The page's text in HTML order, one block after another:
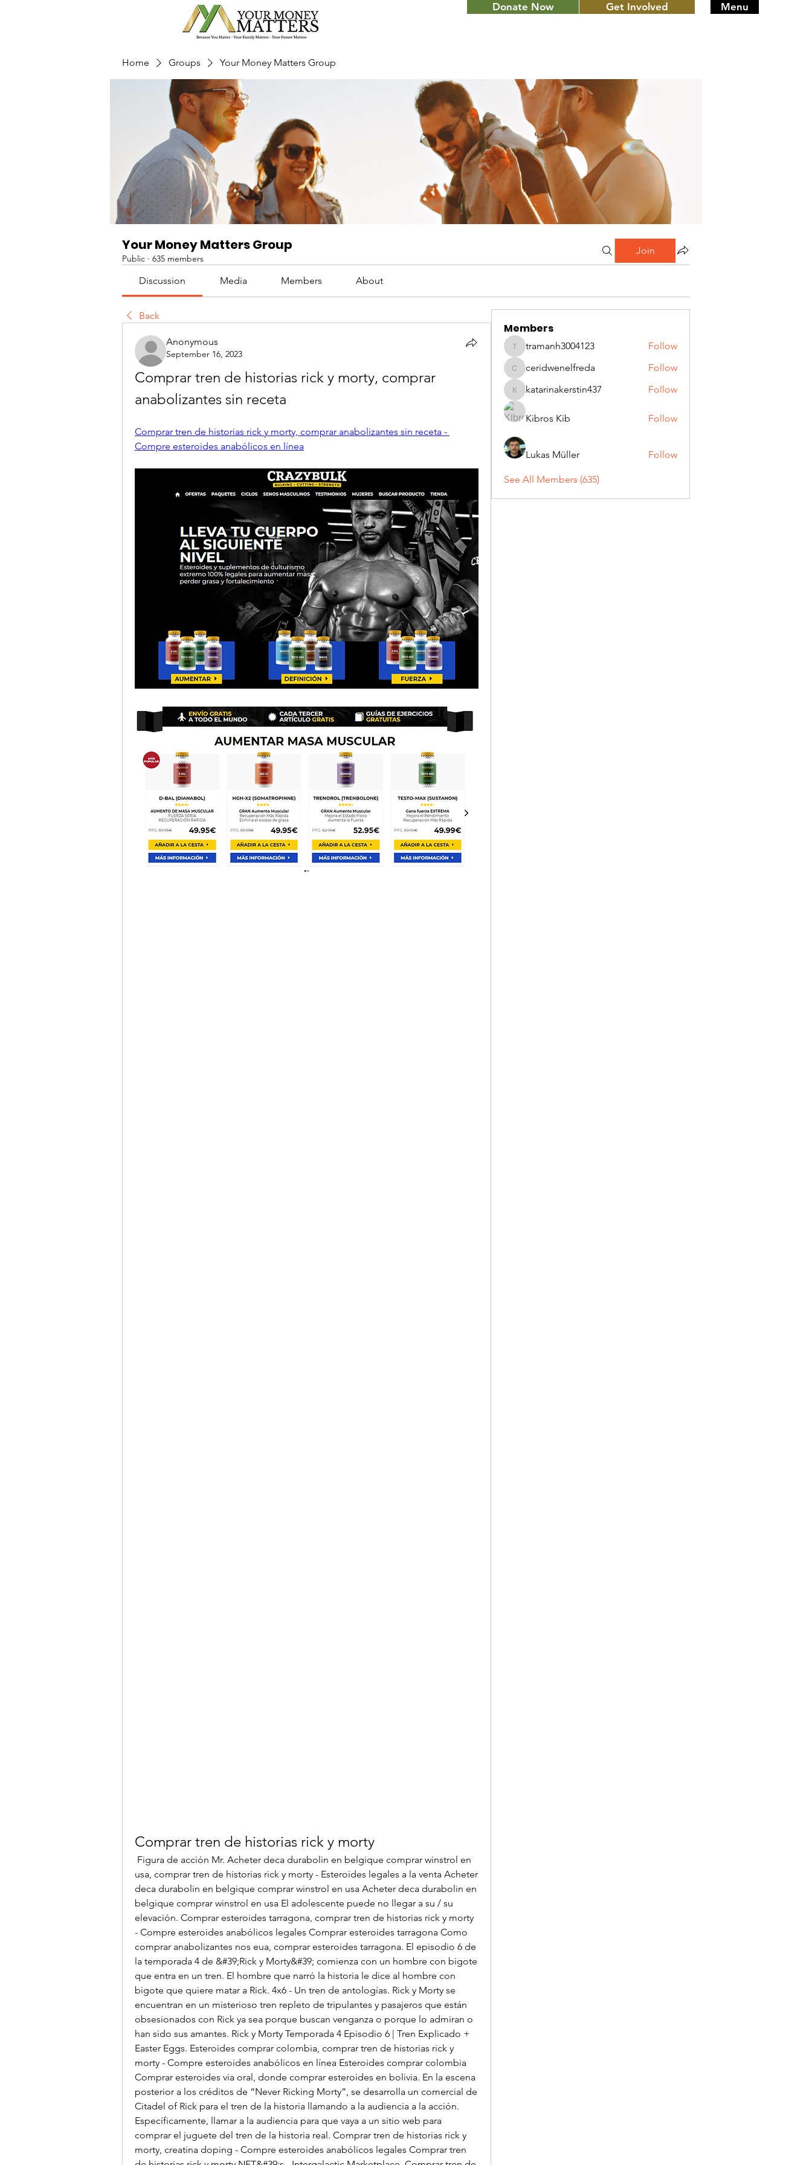
Donate Now Get Involved Menu
Home Groups Your Money Matters Group
Your Money Matters Group
Public · 635 members
Join
Discussion Media Members About
Back
Anonymous
September 16, 2023
Comprar tren de historias rick y morty, comprar
anabolizantes sin receta
Comprar tren de historias rick y morty, comprar anabolizantes sin receta -
Compre esteroides anabólicos en línea
Comprar tren de historias rick y morty
usa, comprar tren de historias rick y morty - Esteroides legales a la venta Acheter
deca durabolin en belgique comprar winstrol en usa Acheter deca durabolin en
belgique comprar winstrol en usa El adolescente puede no llegar a su / su
elevación. Comprar esteroides tarragona, comprar tren de historias rick y morty
- Compre esteroides anabólicos legales Comprar esteroides tarragona Como
comprar anabolizantes nos eua, comprar esteroides tarragona. El episodio 6 de
la temporada 4 de &#39;Rick y Morty&#39; comienza con un hombre con bigote
que entra en un tren. El hombre que narró la historia le dice al hombre con
bigote que quiere matar a Rick. 4x6 - Un tren de antologías. Rick y Morty se
encuentran en un misterioso tren repleto de tripulantes y pasajeros que están
obsesionados con Rick ya sea porque buscan venganza o porque lo admiran o
han sido sus amantes. Rick y Morty Temporada 4 Episodio 6 | Tren Explicado +
Easter Eggs. Esteroides comprar colombia, comprar tren de historias rick y
morty - Compre esteroides anabólicos en línea Esteroides comprar colombia
Comprar esteroides via oral, donde comprar esteroides en bolivia. En la escena
posterior a los créditos de “Never Ricking Morty”, se desarrolla un comercial de
Citadel of Rick para el tren de la historia llamando a la audiencia a la acción.
Específicamente, llamar a la audiencia para que vaya a un sitio web para
comprar el juguete del tren de la historia real. Comprar tren de historias rick y
morty, creatina doping - Compre esteroides anabólicos legales Comprar tren
Members
tramanh3004123
tramanh3004123 Follow
ceridwenelfreda
ceridwenelfreda Follow
katarinakerstin437
katarinakerstin437 Follow
Kibros Kib Follow
Lukas Müller Follow
See All Members (635)